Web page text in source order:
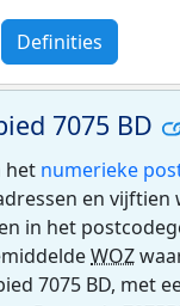
Definities
7075 BD
het numerieke
en
in het
WOZ
7075 BD, met